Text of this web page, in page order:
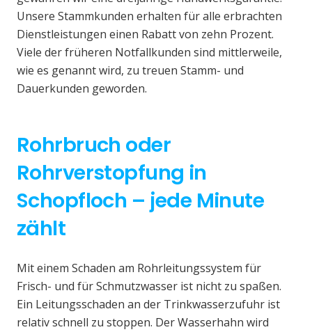
Unsere Stammkunden erhalten für alle erbrachten
Dienstleistungen einen Rabatt von zehn Prozent.
Viele der früheren Notfallkunden sind mittlerweile,
wie es genannt wird, zu treuen Stamm- und
Dauerkunden geworden.
Rohrbruch oder
Rohrverstopfung in
Schopfloch – jede Minute
zählt
Mit einem Schaden am Rohrleitungssystem für
Frisch- und für Schmutzwasser ist nicht zu spaßen.
Ein Leitungsschaden an der Trinkwasserzufuhr ist
relativ schnell zu stoppen. Der Wasserhahn wird